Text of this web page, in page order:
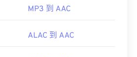
MP3 到 AAC
ALAC 到 AAC